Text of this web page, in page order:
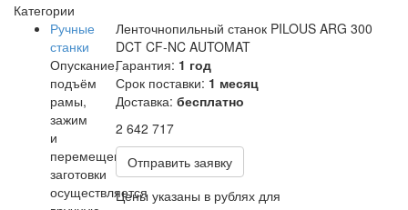
Категории
Ручные
станки
Опускание,
подъём
рамы,
зажим
и
перемещение
заготовки
осуществляется
Ленточнопильный станок PILOUS ARG 300
DCT CF-NC AUTOMAT
Гарантия: 1 год
Срок поставки: 1 месяц
Доставка: бесплатно
2 642 717
Отправить заявку
Цены указаны в рублях для